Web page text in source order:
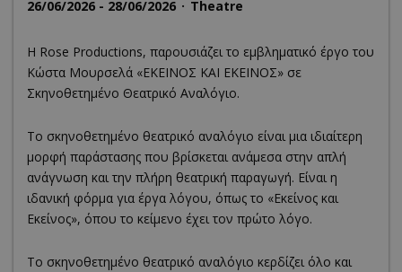
26/06/2026 - 28/06/2026 Theatre
Η Rose Productions, παρουσιάζει το εμβληματικό έργο του
Κώστα Μουρσελά «ΕΚΕΙΝΟΣ ΚΑΙ ΕΚΕΙΝΟΣ» σε
Σκηνοθετημένο Θεατρικό Αναλόγιο.
Το σκηνοθετημένο θεατρικό αναλόγιο είναι μια ιδιαίτερη
μορφή παράστασης που βρίσκεται ανάμεσα στην απλή
ανάγνωση και την πλήρη θεατρική παραγωγή. Είναι η
ιδανική φόρμα για έργα λόγου, όπως το «Εκείνος και
Εκείνος», όπου το κείμενο έχει τον πρώτο λόγο.
Το σκηνοθετημένο θεατρικό αναλόγιο κερδίζει όλο και